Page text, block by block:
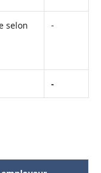
selon
-
-